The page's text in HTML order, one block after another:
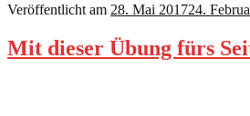
Veröffentlicht am 28. Mai 201724.
Mit dieser Übung fürs